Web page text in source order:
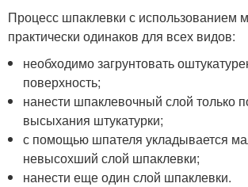
Процесс шпаклевки с использованием
практически одинаков для всех видов:
необходимо загрунтовать
поверхность;
нанести шпаклевочный слой только
высыхания штукатурки;
с помощью шпателя укладывается
невысохший слой шпаклевки;
нанести еще один слой шпаклевки.